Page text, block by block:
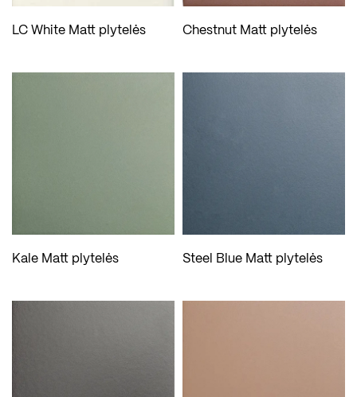
LC White Matt plytelės Chestnut Matt plytelės
Kale Matt plytelės Steel Blue Matt plytelės